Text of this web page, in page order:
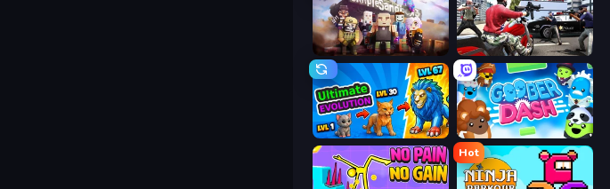
Simple Sandbox 3 Grand Action Simulator: New York
Ultimate Evolution Goober Dash
Hot